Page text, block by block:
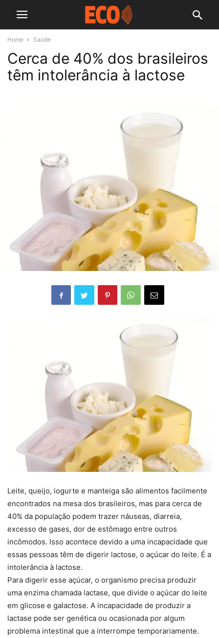
Home Saúde
Cerca de 40% dos brasileiros
têm intolerância à lactose
Leite, queijo, iogurte e manteiga são alimentos facilmente
encontrados na mesa dos brasileiros, mas para cerca de
40% da população podem trazer náuseas, diarreia,
excesso de gases, dor de estômago entre outros
incômodos. Isso acontece devido a uma incapacidade que
essas pessoas têm de digerir lactose, o açúcar do leite. É a
intolerância à lactose.
Para digerir esse açúcar, o organismo precisa produzir
uma enzima chamada lactase, que divide o açúcar do leite
em glicose e galactose. A incapacidade de produzir a
lactase pode ser genética ou ocasionada por algum
problema intestinal que a interrompe temporariamente.